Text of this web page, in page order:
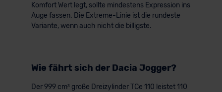
Komfort Wert legt, sollte mindestens Expression ins
Auge fassen. Die Extreme-Linie ist die rundeste
Variante, wenn auch nicht die billigste.
Wie fährt sich der Dacia Jogger?
Der 999 cm³ große Dreizylinder TCe 110 leistet 110